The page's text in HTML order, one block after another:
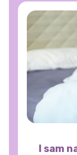
I sam